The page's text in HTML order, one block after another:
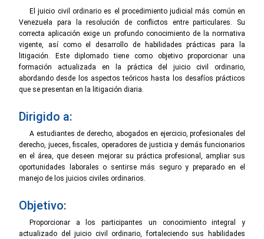
El juicio civil ordinario es el procedimiento judicial más común en
Venezuela para la resolución de conflictos entre particulares. Su
correcta aplicación exige un profundo conocimiento de la normativa
vigente, así como el desarrollo de habilidades prácticas para la
litigación. Este diplomado tiene como objetivo proporcionar una
formación actualizada en la práctica del juicio civil ordinario,
abordando desde los aspectos teóricos hasta los desafíos prácticos
que se presentan en la litigación diaria.
Dirigido a:
A estudiantes de derecho, abogados en ejercicio, profesionales del
derecho, jueces, fiscales, operadores de justicia y demás funcionarios
en el área, que deseen mejorar su práctica profesional, ampliar sus
oportunidades laborales o sentirse más seguro y preparado en el
manejo de los juicios civiles ordinarios.
Objetivo:
Proporcionar a los participantes un conocimiento integral y
actualizado del juicio civil ordinario, fortaleciendo sus habilidades